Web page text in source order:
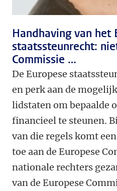
Handhaving van het
staatssteunrecht:
Commissie …
De Europese
en perk aan de
lidstaten om bepaalde
financieel te steunen.
van die regels komt
toe aan de Europese
nationale rechters
van de Europese